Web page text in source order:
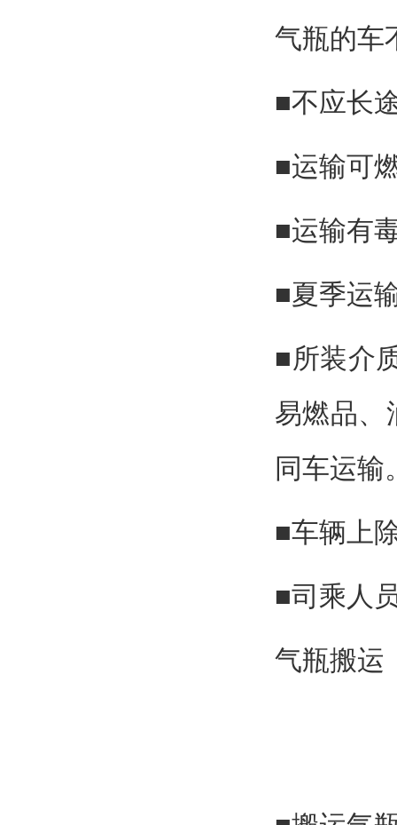
气瓶的车
■不应长
■运输可
■运输有
■夏季运
■所装介
易燃品、
同车运输
■车辆上
■司乘人
气瓶搬运